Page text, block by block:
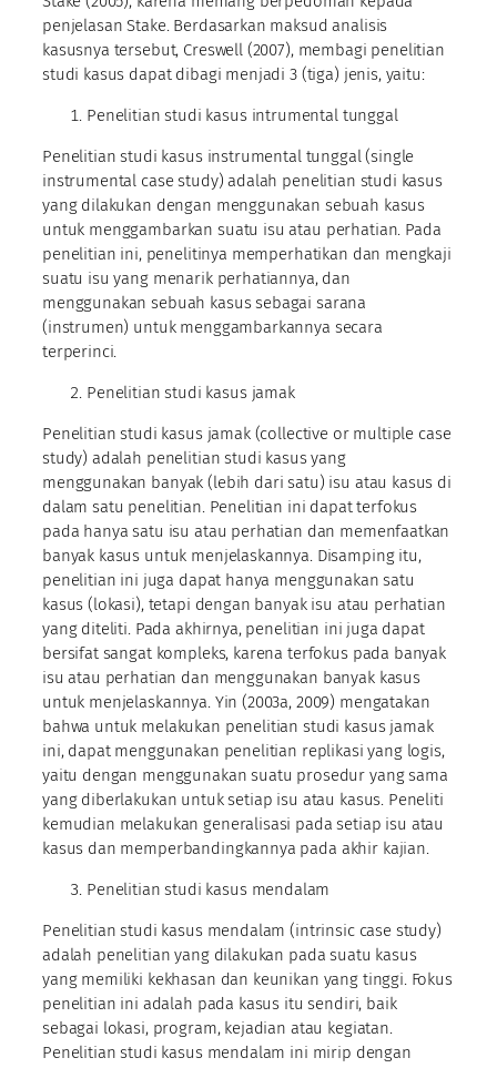
penjelasan Stake. Berdasarkan maksud analisis
kasusnya tersebut, Creswell (2007), membagi penelitian
studi kasus dapat dibagi menjadi 3 (tiga) jenis, yaitu:
Penelitian studi kasus intrumental tunggal
Penelitian studi kasus instrumental tunggal (single
instrumental case study) adalah penelitian studi kasus
yang dilakukan dengan menggunakan sebuah kasus
untuk menggambarkan suatu isu atau perhatian. Pada
penelitian ini, penelitinya memperhatikan dan mengkaji
suatu isu yang menarik perhatiannya, dan
menggunakan sebuah kasus sebagai sarana
(instrumen) untuk menggambarkannya secara
terperinci.
Penelitian studi kasus jamak
Penelitian studi kasus jamak (collective or multiple case
study) adalah penelitian studi kasus yang
menggunakan banyak (lebih dari satu) isu atau kasus di
dalam satu penelitian. Penelitian ini dapat terfokus
pada hanya satu isu atau perhatian dan memenfaatkan
banyak kasus untuk menjelaskannya. Disamping itu,
penelitian ini juga dapat hanya menggunakan satu
kasus (lokasi), tetapi dengan banyak isu atau perhatian
yang diteliti. Pada akhirnya, penelitian ini juga dapat
bersifat sangat kompleks, karena terfokus pada banyak
isu atau perhatian dan menggunakan banyak kasus
untuk menjelaskannya. Yin (2003a, 2009) mengatakan
bahwa untuk melakukan penelitian studi kasus jamak
ini, dapat menggunakan penelitian replikasi yang logis,
yaitu dengan menggunakan suatu prosedur yang sama
yang diberlakukan untuk setiap isu atau kasus. Peneliti
kemudian melakukan generalisasi pada setiap isu atau
kasus dan memperbandingkannya pada akhir kajian.
Penelitian studi kasus mendalam
Penelitian studi kasus mendalam (intrinsic case study)
adalah penelitian yang dilakukan pada suatu kasus
yang memiliki kekhasan dan keunikan yang tinggi. Fokus
penelitian ini adalah pada kasus itu sendiri, baik
sebagai lokasi, program, kejadian atau kegiatan.
Penelitian studi kasus mendalam ini mirip dengan